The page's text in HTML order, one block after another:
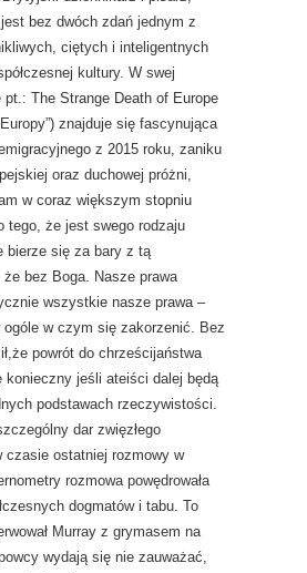
bez dwóch zdań jednym z
ciętych i inteligentnych
kultury. W swej
The Strange Death of Europe
znajduje się fascynująca
z 2015 roku, zaniku
oraz duchowej próżni,
w coraz większym stopniu
tego, że jest swego rodzaju
bierze się za bary z tą
bez Boga. Nasze prawa
wszystkie nasze prawa –
ogóle w czym się zakorzenić. Bez
powrót do chrześcijaństwa
konieczny jeśli ateiści dalej będą
podstawach rzeczywistości.
dar zwięzłego
czasie ostatniej rozmowy w
rozmowa powędrowała
dogmatów i tabu. To
Murray z grymasem na
wydają się nie zauważać,